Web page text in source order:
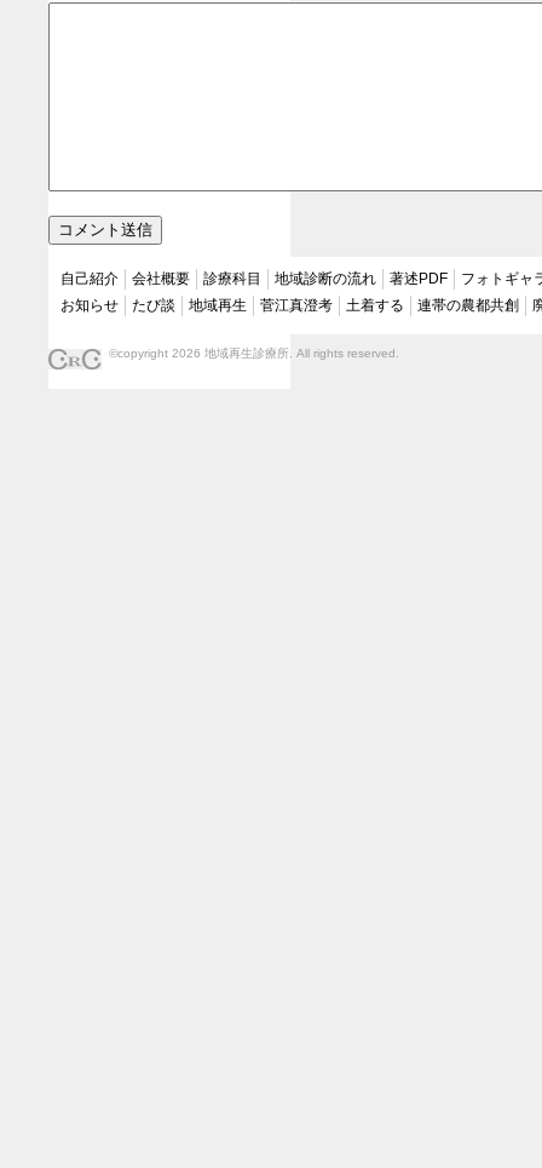
自己紹介 会社概要 診療科目 地域診断の流れ 著述PDF
フォトギャ
お知らせ
たび談 地域再生 菅江真澄考 土着する 連帯の農都共創
©copyright 2026 地域再生診療所. All rights reserved.